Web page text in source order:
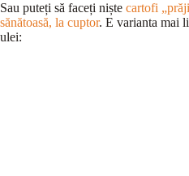
Sau puteți să faceți niște cartofi
sănătoasă, la cuptor. E varianta mai
ulei: